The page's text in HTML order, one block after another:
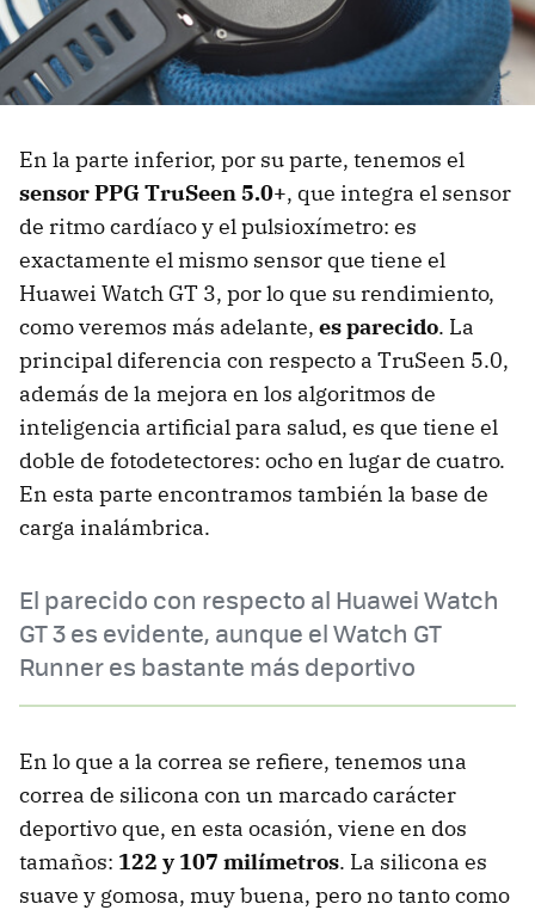
En la parte inferior, por su parte, tenemos el
sensor PPG TruSeen 5.0+, que integra el sensor
de ritmo cardíaco y el pulsioxímetro: es
exactamente el mismo sensor que tiene el
Huawei Watch GT 3, por lo que su rendimiento,
como veremos más adelante, es parecido. La
principal diferencia con respecto a TruSeen 5.0,
además de la mejora en los algoritmos de
inteligencia artificial para salud, es que tiene el
doble de fotodetectores: ocho en lugar de cuatro.
En esta parte encontramos también la base de
carga inalámbrica.
El parecido con respecto al Huawei Watch
GT 3 es evidente, aunque el Watch GT
Runner es bastante más deportivo
En lo que a la correa se refiere, tenemos una
correa de silicona con un marcado carácter
deportivo que, en esta ocasión, viene en dos
tamaños: 122 y 107 milímetros. La silicona es
suave y gomosa, muy buena, pero no tanto como